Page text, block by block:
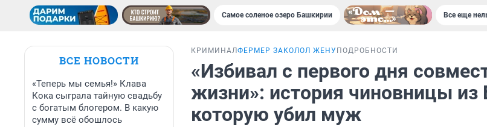
Самое соленое озеро Башкирии Все еще
ВСЕ НОВОСТИ
«Теперь мы семья!» Клава
Кока сыграла тайную свадьбу
с богатым блогером. В какую
сумму всё обошлось
КРИМИНАЛФЕРМЕР ЗАКОЛОЛ ЖЕНУ ПОДРОБНОСТИ
«Избивал с первого дня
жизни»: история чиновницы из
которую убил муж